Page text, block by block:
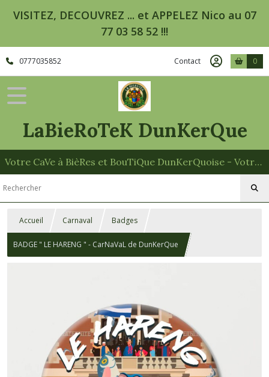
VISITEZ, DECOUVREZ ... et APPELEZ Nico au 07
77 03 58 52 !!!
0777035852 Contact 0
LaBieRoTeK DunKerQue
Votre CaVe à BièRes et BouTiQue DunKerQuoise - Votre Spécialiste des Paniers Garnis
Accueil Carnaval Badges
BADGE " LE HARENG " - CarNaVaL de DunKerQue